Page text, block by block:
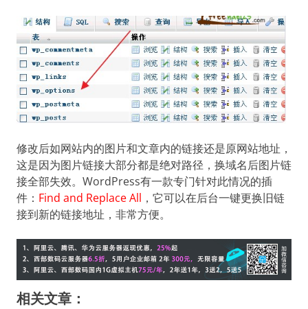
修改后如网站内的图片和文章内的链接还是原网站地址，
这是因为图片链接大部分都是绝对路径，换域名后图片链
接全部失效。WordPress有一款专门针对此情况的插
件： Find and Replace All ，它可以在后台一键更换旧链
接到新的链接地址，非常方便。
相关文章：